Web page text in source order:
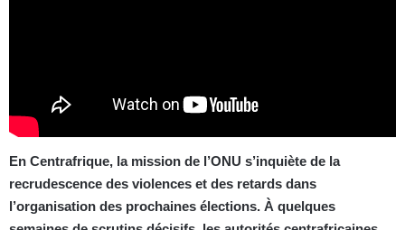
En Centrafrique, la mission de l’ONU s’inquiète de la
recrudescence des violences et des retards dans
l’organisation des prochaines élections. À quelques